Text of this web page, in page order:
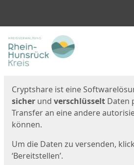
Start
Cryptshare ist eine
sicher und verschlüsselt Daten
Transfer an eine andere
können.
Um die Daten zu versenden,
‘Bereitstellen’.